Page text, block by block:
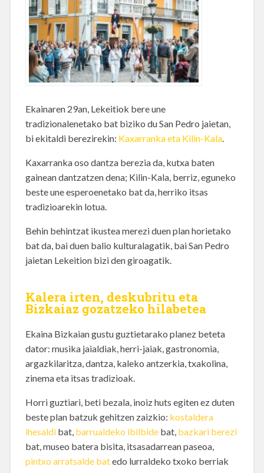
Ekainaren 29an, Lekeitiok bere une
tradizionalenetako bat biziko du San Pedro jaietan,
bi ekitaldi berezirekin: Kaxarranka eta Kilin-Kala.
Kaxarranka oso dantza berezia da, kutxa baten
gainean dantzatzen dena; Kilin-Kala, berriz, eguneko
beste une esperoenetako bat da, herriko itsas
tradizioarekin lotua.
Behin behintzat ikustea merezi duen plan horietako
bat da, bai duen balio kulturalagatik, bai San Pedro
jaietan Lekeition bizi den giroagatik.
Kalera irten, deskubritu eta
Bizkaiaz gozatzeko hilabetea
Ekaina Bizkaian gustu guztietarako planez beteta
dator: musika jaialdiak, herri-jaiak, gastronomia,
argazkilaritza, dantza, kaleko antzerkia, txakolina,
zinema eta itsas tradizioak.
Horri guztiari, beti bezala, inoiz huts egiten ez duten
beste plan batzuk gehitzen zaizkio: kostaldera
ihesaldibat, barrualdeko ibilbidebat, bazkari berezi
bat, museo batera bisita, itsasadarrean paseoa,
pintxo arratsalde batedo lurraldeko txoko berriak